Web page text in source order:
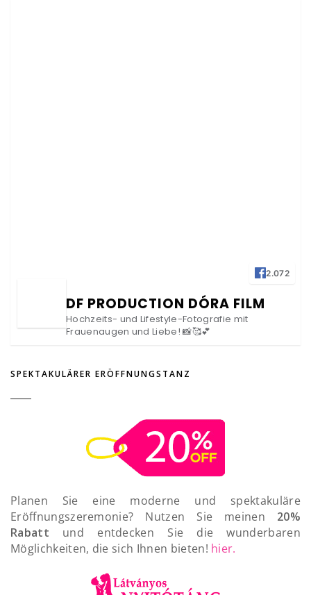
2.072
DF PRODUCTION DÓRA FILM
Hochzeits- und Lifestyle-Fotografie mit
Frauenaugen und Liebe! 📸🥰💕
SPEKTAKULÄRER ERÖFFNUNGSTANZ
Planen Sie eine moderne und spektakuläre
Eröffnungszeremonie? Nutzen Sie meinen 20%
Rabatt und entdecken Sie die wunderbaren
Möglichkeiten, die sich Ihnen bieten! hier.